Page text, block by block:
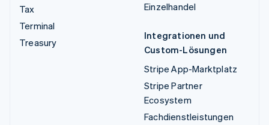
Tax
Terminal
Treasury
Einzelhandel
Integrationen und
Custom-Lösungen
Stripe App-Marktplatz
Stripe Partner
Ecosystem
Fachdienstleistungen